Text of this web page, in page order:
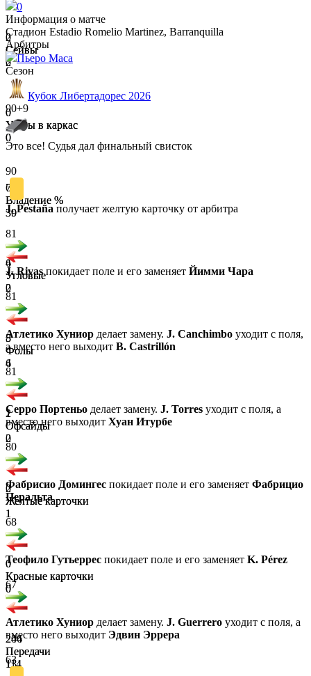
2
Сейвы
2
0
Удары в каркас
0
61
Владение %
39
4
Угловые
2
8
Фолы
4
1
Офсайды
0
0
Желтые карточки
1
0
Красные карточки
0
204
Передачи
131
0
Сейвы
0
0
Удары в каркас
0
70
Владение %
30
6
Угловые
0
5
Фолы
6
2
Офсайды
2
2
Желтые карточки
1
0
Красные карточки
0
246
Передачи
114
0
Информация о матче
Стадион Estadio Romelio Martinez, Barranquilla
Арбитры
Пьеро Маса
Сезон
Кубок Либертадорес 2026
90+9
Это все! Судья дал финальный свисток
90
J. Pestaña получает желтую карточку от арбитра
81
J. Rivasпокидает поле и его заменяет Йимми Чара
81
Атлетико Хуниор делает замену. J. Canchimbo уходит с поля,
а вместо него выходит B. Castrillón
81
Серро Портеньо делает замену. J. Torres уходит с поля, а
вместо него выходит Хуан Итурбе
80
Фабрисио Домингес покидает поле и его заменяет Фабрицио
Перальта
68
Теофило Гутьеррес покидает поле и его заменяет K. Pérez
67
Атлетико Хуниор делает замену. J. Guerrero уходит с поля, а
вместо него выходит Эдвин Эррера
63